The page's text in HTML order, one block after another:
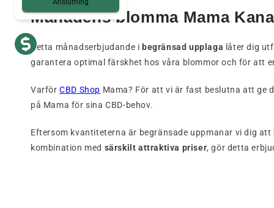
Månadens blomma Mama
Detta månadserbjudande i begränsad upplaga låter dig
garantera optimal färskhet hos våra blommor och för att
VarförCBD Shop Mama? För att vi är fast beslutna att ge
på Mama för sina CBD-behov.
Eftersom kvantiteterna är begränsade uppmanar vi dig
kombination med särskilt attraktiva priser, gör detta
Anslutning